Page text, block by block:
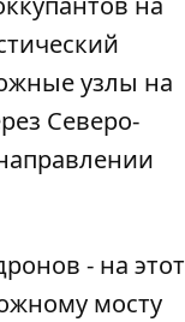
узлы на
Северо-
- на этот
мосту